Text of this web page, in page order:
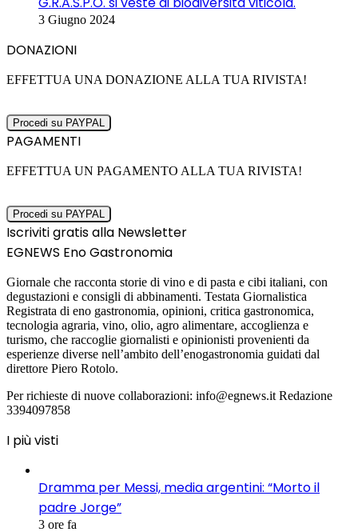
3 Giugno 2024
DONAZIONI
EFFETTUA UNA DONAZIONE ALLA TUA RIVISTA!
PAGAMENTI
EFFETTUA UN PAGAMENTO ALLA TUA RIVISTA!
Iscriviti gratis alla Newsletter
EGNEWS Eno Gastronomia
Giornale che racconta storie di vino e di pasta e cibi italiani, con
degustazioni e consigli di abbinamenti. Testata Giornalistica
Registrata di eno gastronomia, opinioni, critica gastronomica,
tecnologia agraria, vino, olio, agro alimentare, accoglienza e
turismo, che raccoglie giornalisti e opinionisti provenienti da
esperienze diverse nell’ambito dell’enogastronomia guidati dal
direttore Piero Rotolo.
Per richieste di nuove collaborazioni: info@egnews.it Redazione
3394097858
I più visti
Dramma per Messi, media argentini: “Morto il
padre Jorge”
3 ore fa